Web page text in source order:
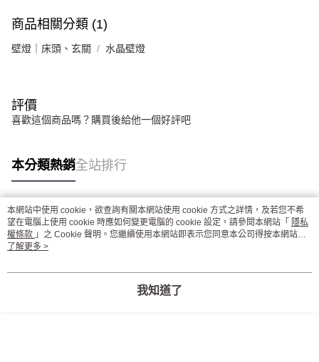
商品相關分類 (1)
壁燈｜床頭、玄關 水晶壁燈
評價
喜歡這個商品嗎？購買後給他一個好評吧
本分類熱銷全站排行
熱門標籤
本網站中使用 cookie，欲查詢有關本網站使用 cookie 方式之詳情，及若您不希
望在電腦上使用 cookie 時應如何變更電腦的 cookie 設定，請參閱本網站「 隱私
權條款 」之 Cookie 聲明。您繼續使用本網站即表示您同意本公司得按本網站使
用條款之 Cookie 聲明使用 cookie。
了解更多 >
我知道了